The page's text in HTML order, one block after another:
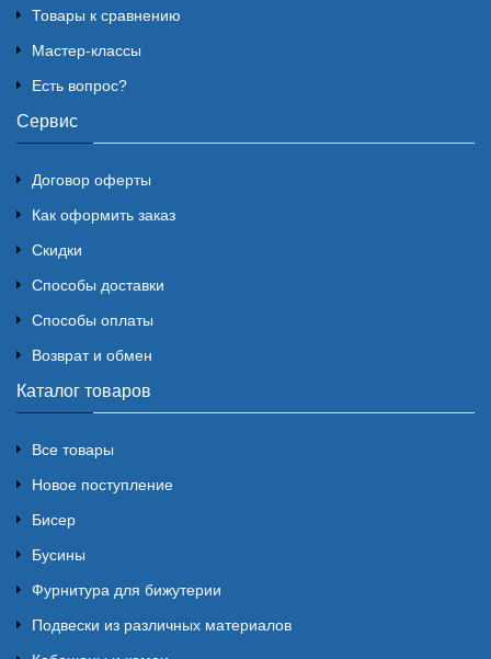
Товары к сравнению
Мастер-классы
Есть вопрос?
Сервис
Договор оферты
Как оформить заказ
Скидки
Способы доставки
Способы оплаты
Возврат и обмен
Каталог товаров
Все товары
Новое поступление
Бисер
Бусины
Фурнитура для бижутерии
Подвески из различных материалов